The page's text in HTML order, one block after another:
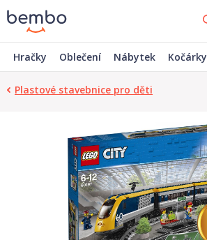
Hračky Oblečení Nábytek Kočárky
Plastové stavebnice pro děti